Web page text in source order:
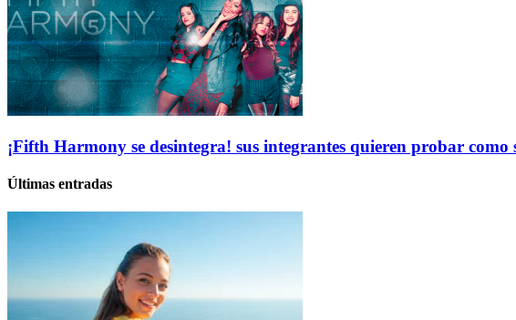
¡Fifth Harmony se desintegra! sus integrantes quieren probar como
Últimas entradas